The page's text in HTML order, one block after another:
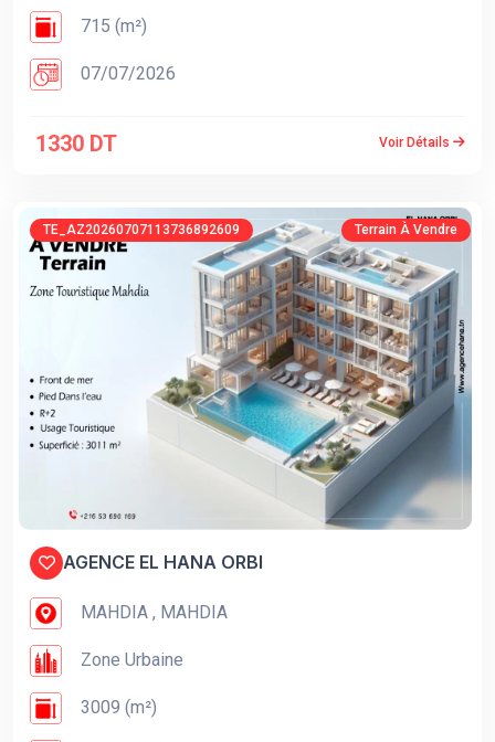
715 (m²)
07/07/2026
1330 DT Voir Détails
TE_AZ20260707113736892609 Terrain À Vendre
AGENCE EL HANA ORBI
MAHDIA , MAHDIA
Zone Urbaine
3009 (m²)